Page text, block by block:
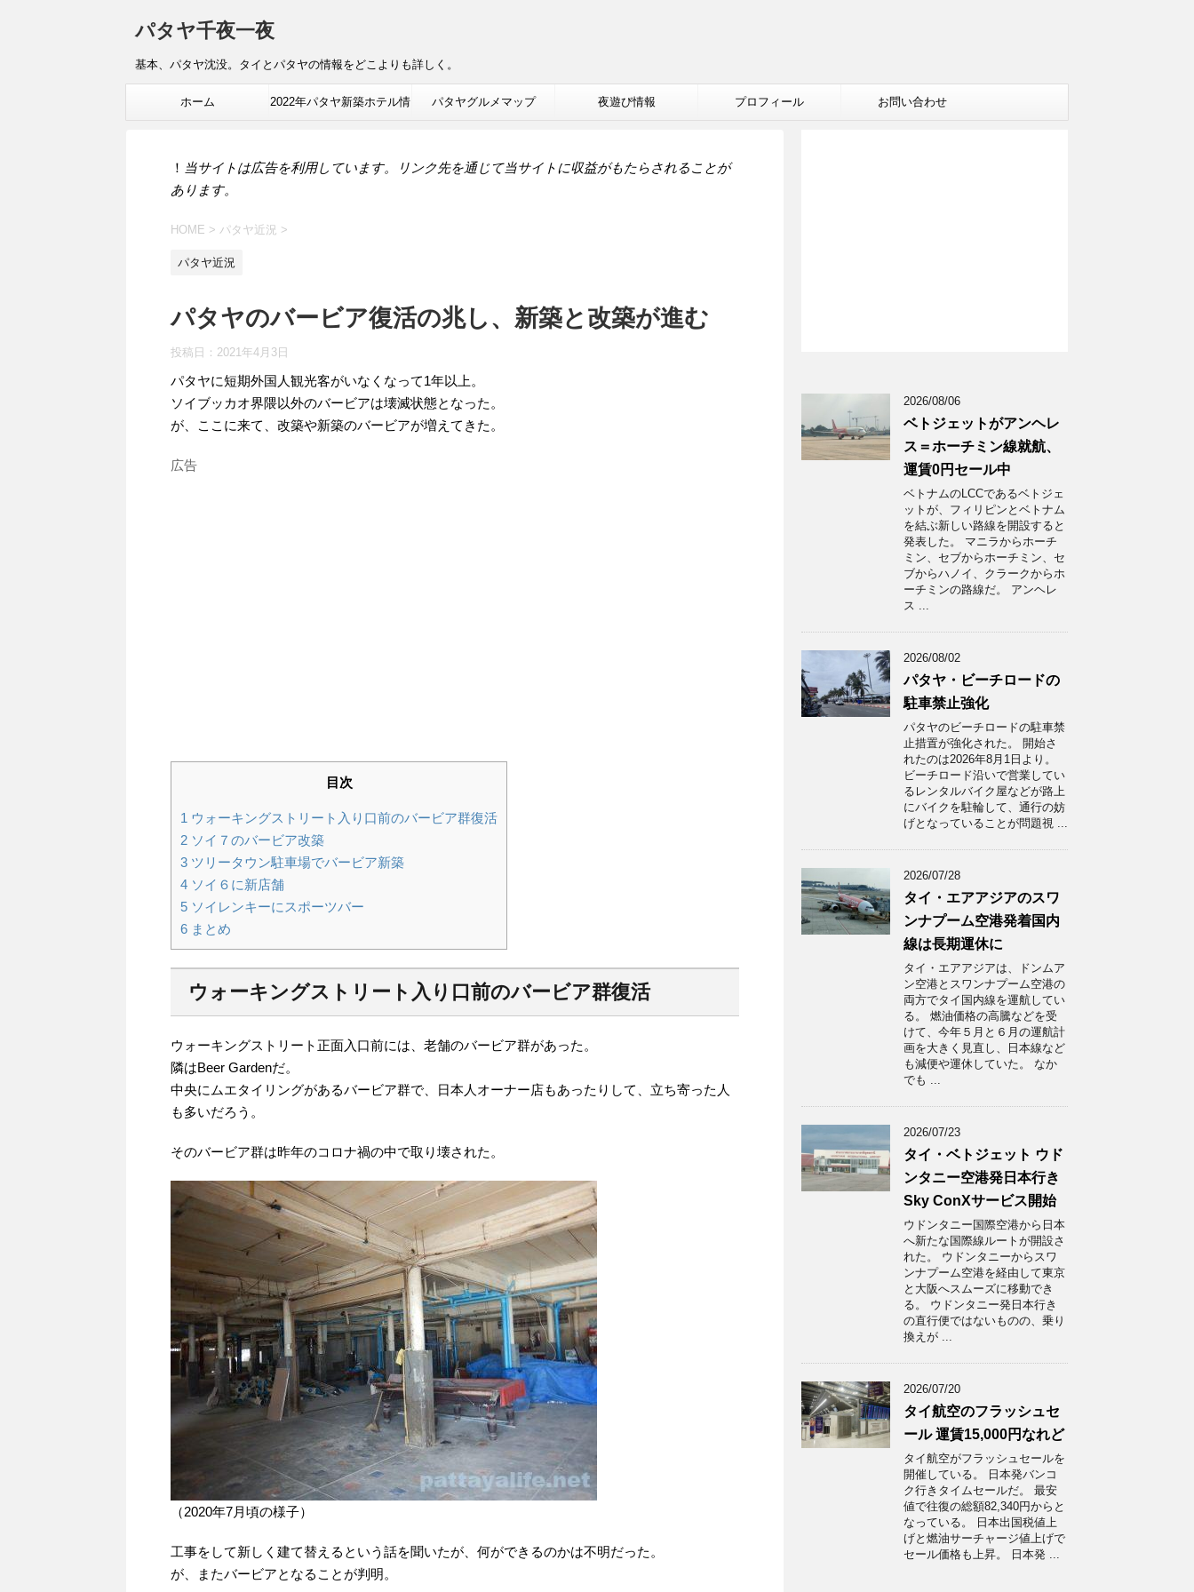
パタヤ千夜一夜
基本、パタヤ沈没。タイとパタヤの情報をどこよりも詳しく。
ホーム 2022年パタヤ新築ホテル情 パタヤグルメマップ 夜遊び情報 プロフィール お問い合わせ
！ 当サイトは広告を利用しています。リンク先を通じて当サイトに収益がもたらされることが
あります。
HOME > パタヤ近況 >
パタヤ近況
パタヤのバービア復活の兆し、新築と改築が進む
投稿日： 2021年4月3日
パタヤに短期外国人観光客がいなくなって1年以上。
ソイブッカオ界隈以外のバービアは壊滅状態となった。
が、ここに来て、改築や新築のバービアが増えてきた。
広告
目次
1 ウォーキングストリート入り口前のバービア群復活
2 ソイ７のバービア改築
3 ツリータウン駐車場でバービア新築
4 ソイ６に新店舗
5 ソイレンキーにスポーツバー
6 まとめ
ウォーキングストリート入り口前のバービア群復活
ウォーキングストリート正面入口前には、老舗のバービア群があった。
隣はBeer Gardenだ。
中央にムエタイリングがあるバービア群で、日本人オーナー店もあったりして、立ち寄った人
も多いだろう。
そのバービア群は昨年のコロナ禍の中で取り壊された。
（2020年7月頃の様子）
工事をして新しく建て替えるという話を聞いたが、何ができるのかは不明だった。
が、またバービアとなることが判明。
2026/08/06
ベトジェットがアンヘレ
ス＝ホーチミン線就航、
運賃0円セール中
ベトナムのLCCであるベトジェ
ットが、フィリピンとベトナム
を結ぶ新しい路線を開設すると
発表した。 マニラからホーチ
ミン、セブからホーチミン、セ
ブからハノイ、クラークからホ
ーチミンの路線だ。 アンヘレ
ス ...
2026/08/02
パタヤ・ビーチロードの
駐車禁止強化
パタヤのビーチロードの駐車禁
止措置が強化された。 開始さ
れたのは2026年8月1日より。
ビーチロード沿いで営業してい
るレンタルバイク屋などが路上
にバイクを駐輪して、通行の妨
げとなっていることが問題視 ...
2026/07/28
タイ・エアアジアのスワ
ンナプーム空港発着国内
線は長期運休に
タイ・エアアジアは、ドンムア
ン空港とスワンナプーム空港の
両方でタイ国内線を運航してい
る。 燃油価格の高騰などを受
けて、今年５月と６月の運航計
画を大きく見直し、日本線など
も減便や運休していた。 なか
でも ...
2026/07/23
タイ・ベトジェット ウド
ンタニー空港発日本行き
Sky ConXサービス開始
ウドンタニー国際空港から日本
へ新たな国際線ルートが開設さ
れた。 ウドンタニーからスワ
ンナプーム空港を経由して東京
と大阪へスムーズに移動でき
る。 ウドンタニー発日本行き
の直行便ではないものの、乗り
換えが ...
2026/07/20
タイ航空のフラッシュセ
ール 運賃15,000円なれど
タイ航空がフラッシュセールを
開催している。 日本発バンコ
ク行きタイムセールだ。 最安
値で往復の総額82,340円からと
なっている。 日本出国税値上
げと燃油サーチャージ値上げで
セール価格も上昇。 日本発 ...